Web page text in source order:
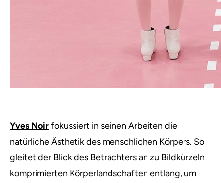
Yves Noirfokussiert in seinen Arbeiten die
natürliche Ästhetik des menschlichen Körpers. So
gleitet der Blick des Betrachters an zu Bildkürzeln
komprimierten Körperlandschaften entlang, um